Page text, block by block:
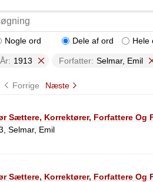
Nogle ord Dele af ord Hele
År: 1913 Forfatter: Selmar, Emil
Forrige Næste
Sættere, Korrektører, Forfattere Og
Selmar, Emil
Sættere, Korrektører, Forfattere Og